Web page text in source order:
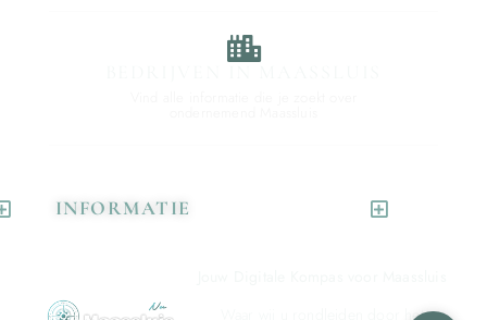
INFORMATIE
Waar wij u rondleiden door het